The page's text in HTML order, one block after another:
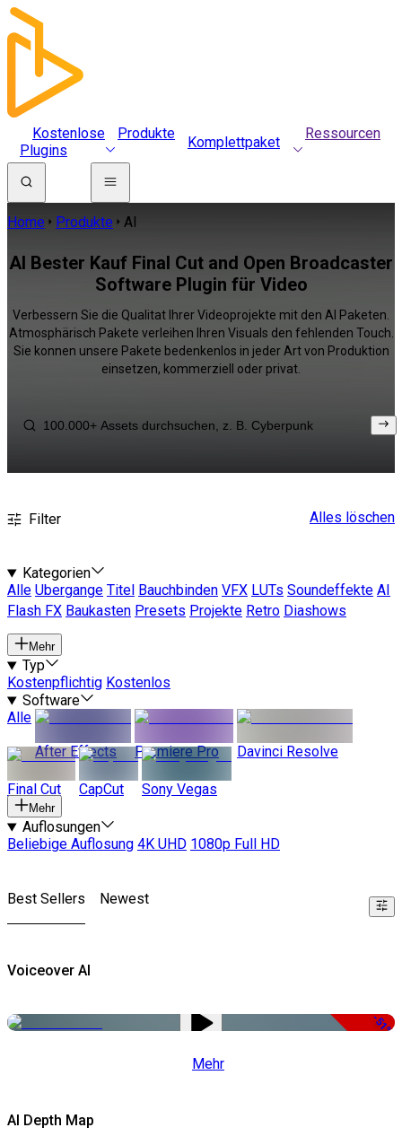
Kostenlose
Plugins
Produkte Komplettpaket Ressourcen
Home Produkte AI
AI Bester Kauf Final Cut and Open Broadcaster
Software Plugin für Video
Verbessern Sie die Qualitat Ihrer Videoprojekte mit den AI Paketen.
Atmosphärisch Pakete verleihen Ihren Visuals den fehlenden Touch.
Sie konnen unsere Pakete bedenkenlos in jeder Art von Produktion
einsetzen, kommerziell oder privat.
Filter Alles löschen
Kategorien
Alle Ubergange Titel Bauchbinden VFX LUTs Soundeffekte AI
Flash FX Baukasten Presets Projekte Retro Diashows
Mehr
Typ
Kostenpflichtig Kostenlos
Software
Alle
After Effects
Premiere Pro Davinci Resolve
Final Cut CapCut Sony Vegas
Mehr
Auflosungen
Beliebige Auflosung 4K UHD 1080p Full HD
Best Sellers Newest
Voiceover AI
-51%
Mehr
AI Depth Map